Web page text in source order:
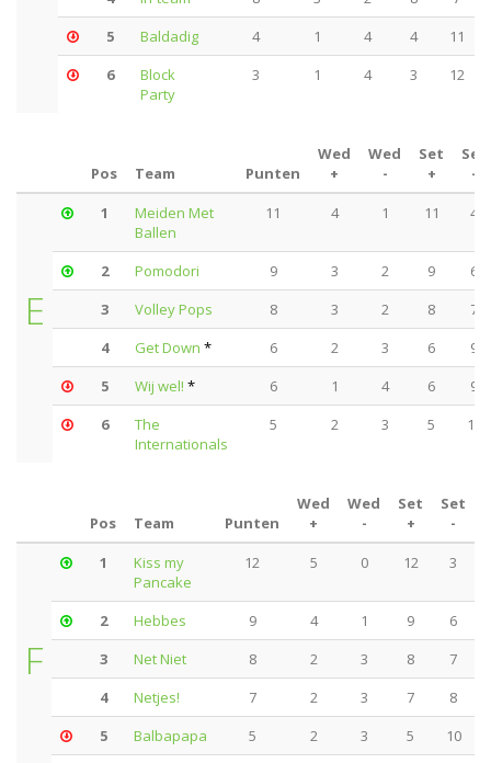
5
Baldadig 4 1 4 4
11
6
Block
Party
3 1 4 3 12
Pos Team Punten
Wed
+
Wed
-
Set
+
Set
-
E
1
Meiden Met
Ballen
11 4 1 11 4
2 Pomodori 9 3 2 9
6
3
Volley Pops 8 3 2 8
7
4
Get Down * 6 2 3 6
9
5
Wij wel! * 6 1 4 6
9
6
The
Internationals
5 2 3 5 10
Pos Team Punten
Wed
+
Wed
-
Set
+
Set
-
F
1
Kiss my
Pancake
12 5 0 12 3
2 Hebbes 9 4 1 9 6
3
Net Niet 8 2 3 8 7
4
Netjes! 7 2 3 7 8
5
Balbapapa 5 2 3 5 10